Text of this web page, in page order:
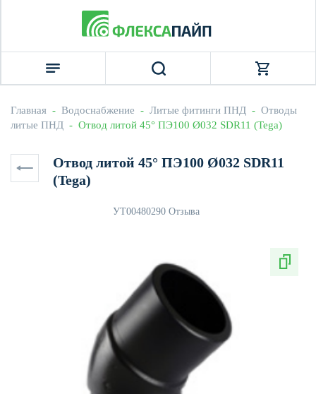
Главная - Водоснабжение - Литые фитинги ПНД - Отводы
литые ПНД -  Отвод литой 45° ПЭ100 Ø032 SDR11 (Tega)
Отвод литой 45° ПЭ100 Ø032 SDR11
(Tega)
УТ00480290 Отзыва